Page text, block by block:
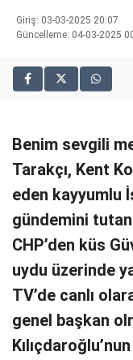
bonusu
veren
2025
deneme
editorbet
giriş
Giriş: 03-03-2025 20:07
Güncelleme: 04-03-2025
Benim sevgili
Tarakçı, Kent
eden kayyumlu
gündemini
CHP’den küs
uydu üzerinde
TV’de canlı
genel başkan